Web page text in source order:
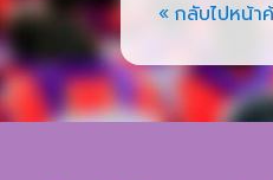
« กลับไปหน้า